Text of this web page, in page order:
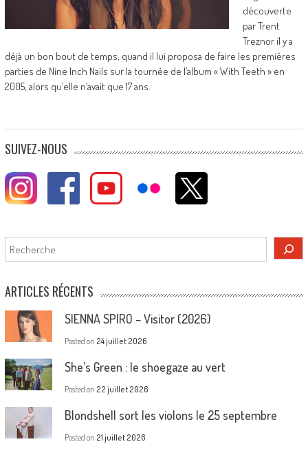
découverte
par Trent
Treznor il y a
déjà un bon bout de temps, quand il lui proposa de faire les premières
parties de Nine Inch Nails sur la tournée de l’album « With Teeth » en
2005, alors qu’elle n’avait que 17 ans.
SUIVEZ-NOUS
Rechercher
ARTICLES RÉCENTS
SIENNA SPIRO – Visitor (2026)
Posted on 24 juillet 2026
She’s Green : le shoegaze au vert
Posted on 22 juillet 2026
Blondshell sort les violons le 25 septembre
Posted on 21 juillet 2026